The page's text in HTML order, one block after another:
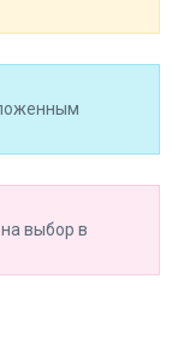
выбор в